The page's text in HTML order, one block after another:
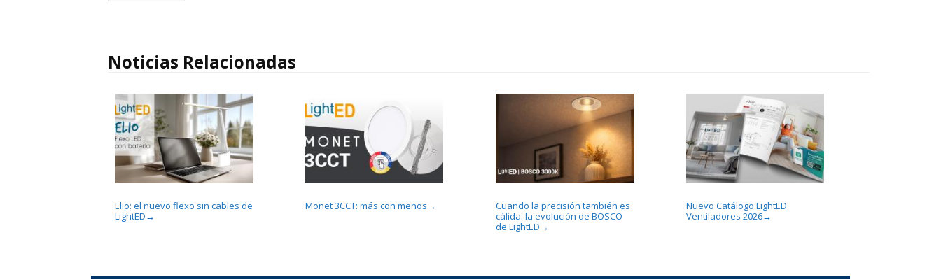
Noticias Relacionadas
Elio: el nuevo flexo sin cables de
LightED →
Monet 3CCT: más con menos →
Cuando la precisión también es
cálida: la evolución de BOSCO
de LightED →
Nuevo Catálogo LightED
Ventiladores 2026→